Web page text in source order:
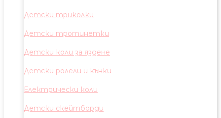
Детски триколки
Детски тротинетки
Детски коли за яздене
Детски ролели и кънки
Електрически коли
Детски скейтборди